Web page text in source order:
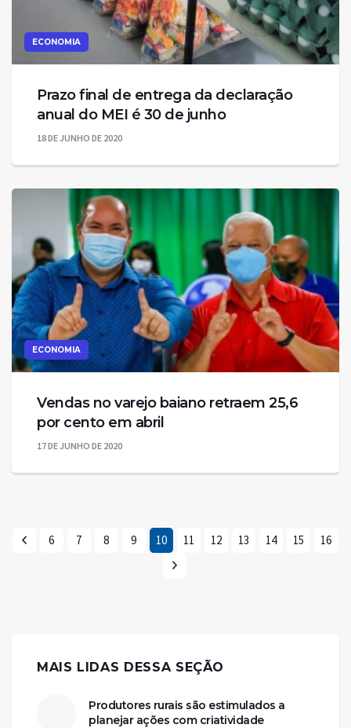
ECONOMIA
Prazo final de entrega da declaração
anual do MEI é 30 de junho
18 DE JUNHO DE 2020
ECONOMIA
Vendas no varejo baiano retraem 25,6
por cento em abril
17 DE JUNHO DE 2020
6 7 8 9 10 11 12 13 14 15 16
MAIS LIDAS DESSA SEÇÃO
Produtores rurais são estimulados a
planejar ações com criatividade